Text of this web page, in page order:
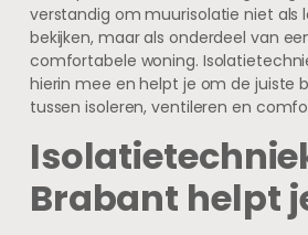
verstandig om muurisolatie niet als
bekijken, maar als onderdeel van
comfortabele woning.
hierin mee en helpt je om de juiste
tussen isoleren, ventileren en
Brabant helpt